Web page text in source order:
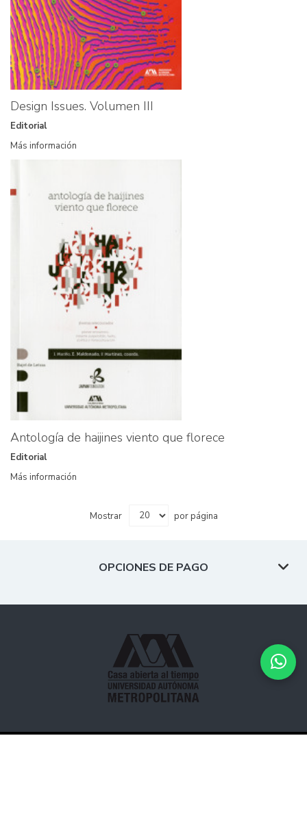
Design Issues. Volumen III
Editorial
Más información
Antología de haijines viento que florece
Editorial
Más información
Mostrar por página
OPCIONES DE PAGO